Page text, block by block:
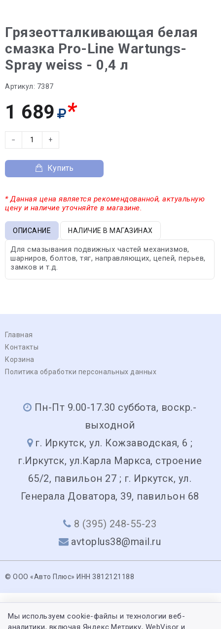
Грязеотталкивающая белая
смазка Pro-Line Wartungs-
Spray weiss - 0,4 л
Артикул: 7387
1 689 *
− +
Купить
* Данная цена является рекомендованной, актуальную
цену и наличие уточняйте в магазине.
ОПИСАНИЕ НАЛИЧИЕ В МАГАЗИНАХ
Для смазывания подвижных частей механизмов,
шарниров, болтов, тяг, направляющих, цепей, перьев,
замков и т.д.
Главная
Контакты
Корзина
Политика обработки персональных данных
Пн-Пт 9.00-17.30 суббота, воскр.-
выходной
г. Иркутск, ул. Кожзаводская, 6 ;
г.Иркутск, ул.Карла Маркса, строение
65/2, павильон 27 ; г. Иркутск, ул.
Генерала Доватора, 39, павильон 68
8 (395) 248-55-23
avtoplus38@mail.ru
© ООО «Авто Плюс» ИНН 3812121188
Мы используем cookie-файлы и технологии веб-
аналитики, включая Яндекс.Метрику, WebVisor и